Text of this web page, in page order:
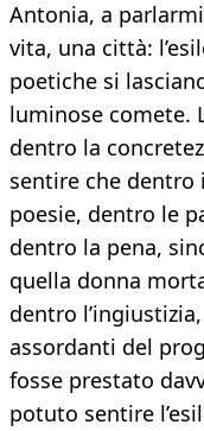
Antonia, a
vita, una città:
poetiche si
luminose comete.
dentro la
sentire che dentro
poesie, dentro le
dentro la pena,
quella donna
dentro
assordanti del
fosse prestato
potuto sentire